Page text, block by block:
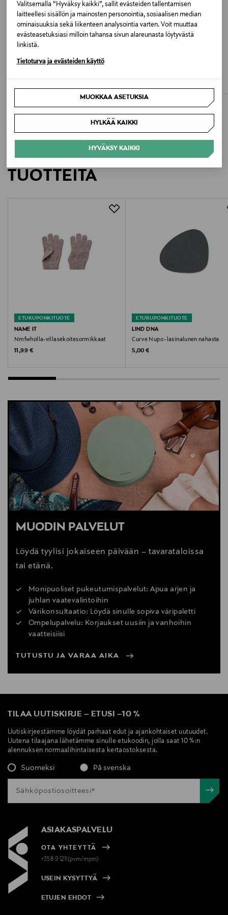
Valitsemalla “Hyväksy kaikki”, sallit evästeiden tallentamisen
laitteellesi sisällön ja mainosten personointia, sosiaalisen median
ominaisuuksia sekä liikenteen analysointia varten. Voit muuttaa
evästeasetuksiasi milloin tahansa sivun alareunasta löytyvästä
linkistä.
Tietoturva ja evästeiden käyttö
MUOKKAA ASETUKSIA
HYLKÄÄ KAIKKI
HYVÄKSY KAIKKI
Valmistusmaa
Intia
Mayoral Moda Infantil SAU, Calle La Orotava 118 –
Avainsanat
t-paita, trikoopaita, puuvillapaita, lasten paita,
MAYORAL
LISÄÄ KIINNOSTAVIA
TUOTTEITA
ETUKUPONKITUOTE
NAME IT
Nmfwholla-villasekoitesormikkaat
Original Price
11,99 €
ETUKUPONKITUOTE
LIND DNA
Curve Nupo -lasinalunen nahasta
Original Price
5,00 €
MUODIN PALVELUT
Löydä tyylisi jokaiseen päivään – tavarataloissa
tai etänä.
Monipuoliset pukeutumispalvelut: Apua arjen ja
juhlan vaatevalintoihin
Värikonsultaatio: Löydä sinulle sopiva väripaletti
Ompelupalvelu: Korjaukset uusiin ja vanhoihin
vaatteisiisi
TUTUSTU JA VARAA AIKA
TILAA UUTISKIRJE – ETUSI –10 %
Uutiskirjeestämme löydät parhaat edut ja ajankohtaiset uutuudet.
Uutena tilaajana lähetämme sinulle etukoodin, jolla saat 10 %:n
alennuksen normaalihintaisesta kertaostoksesta.
Suomeksi På svenska
ASIAKASPALVELU
OTA YHTEYTTÄ
+358 9 1211(pvm/mpm)
USEIN KYSYTTYÄ
ETUJEN EHDOT